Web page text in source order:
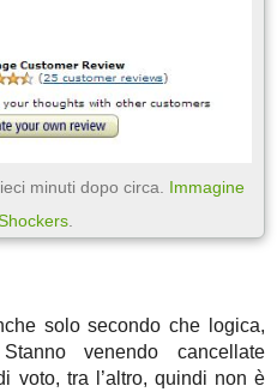
minuti dopo circa. Immagine
.
solo secondo che logica,
venendo cancellate
voto, tra l’altro, quindi non è